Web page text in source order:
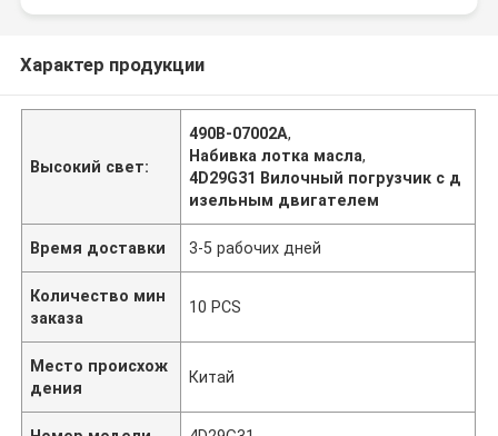
Характер продукции
Высокий свет:
490B-07002A,
Набивка лотка масла,
4D29G31 Вилочный погрузчик с д
изельным двигателем
Время доставки 3-5 рабочих дней
Количество мин
заказа
10 PCS
Место происхож
дения
Китай